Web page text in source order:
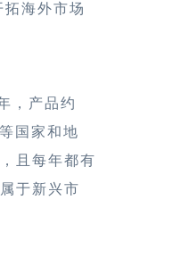
海外市场
，产品约
国家和地
且每年都有
于新兴市